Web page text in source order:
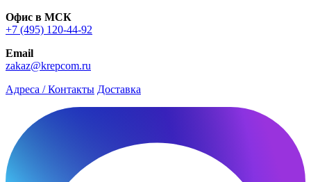
Офис в МСК
+7 (495) 120-44-92
Email
zakaz@krepcom.ru
Адреса / Контакты Доставка